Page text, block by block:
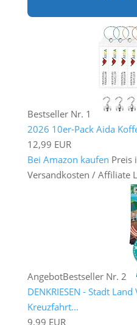
Bestseller Nr. 1
2026 10er-Pack Aida
12,99 EUR
Bei Amazon kaufen Preis
Versandkosten / Affiliate
AngebotBestseller Nr. 2
DENKRIESEN - Stadt
Kreuzfahrt...
9,99 EUR